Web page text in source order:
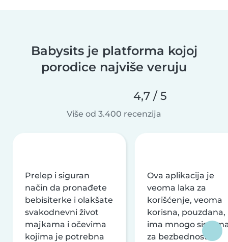
Babysits je platforma kojoj
porodice najviše veruju
4,7 / 5
Više od 3.400 recenzija
Prelep i siguran
način da pronađete
bebisiterke i olakšate
svakodnevni život
majkama i očevima
kojima je potrebna
Ova aplikacija je
veoma laka za
korišćenje, veoma
korisna, pouzdana,
ima mnogo
za bezbednost i